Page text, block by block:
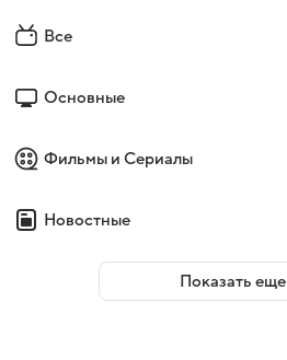
Все
Основные
Фильмы и Сериалы
Новостные
Показать еще